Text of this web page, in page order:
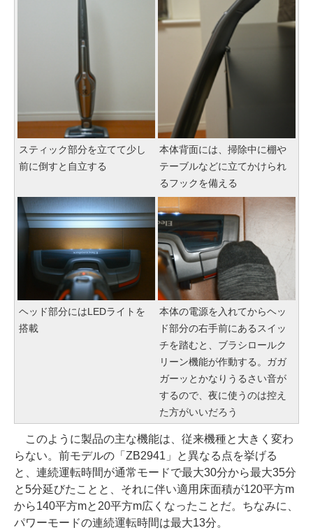
スティック部分を立てて少し
前に倒すと自立する
本体背面には、掃除中に棚や
テーブルなどに立てかけられ
るフックを備える
ヘッド部分にはLEDライトを
搭載
本体の電源を入れてからヘッ
ド部分の右手前にあるスイッ
チを踏むと、ブラシロールク
リーン機能が作動する。ガガ
ガーッとかなりうるさい音が
するので、夜に使うのは控え
た方がいいだろう
このように製品の主な機能は、従来機種と大きく変わ
らない。前モデルの「ZB2941」と異なる点を挙げる
と、連続運転時間が通常モードで最大30分から最大35分
と5分延びたことと、それに伴い適用床面積が120平方m
から140平方mと20平方m広くなったことだ。ちなみに、
パワーモードの連続運転時間は最大13分。